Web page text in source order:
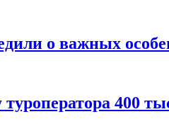
о важных
400